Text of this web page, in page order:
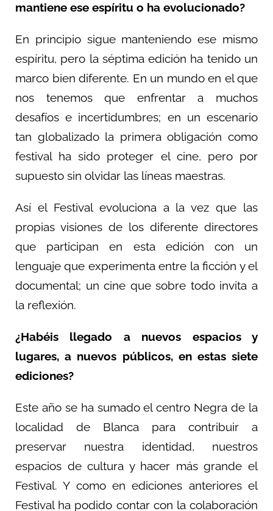
mantiene ese espíritu o ha evolucionado?
En principio sigue manteniendo ese mismo
espíritu, pero la séptima edición ha tenido un
marco bien diferente. En un mundo en el que
nos tenemos que enfrentar a muchos
desafíos e incertidumbres; en un escenario
tan globalizado la primera obligación como
festival ha sido proteger el cine, pero por
supuesto sin olvidar las líneas maestras.
Así el Festival evoluciona a la vez que las
propias visiones de los diferente directores
que participan en esta edición con un
lenguaje que experimenta entre la ficción y el
documental; un cine que sobre todo invita a
la reflexión.
¿Habéis llegado a nuevos espacios y
lugares, a nuevos públicos, en estas siete
ediciones?
Este año se ha sumado el centro Negra de la
localidad de Blanca para contribuir a
preservar nuestra identidad, nuestros
espacios de cultura y hacer más grande el
Festival. Y como en ediciones anteriores el
Festival ha podido contar con la colaboración